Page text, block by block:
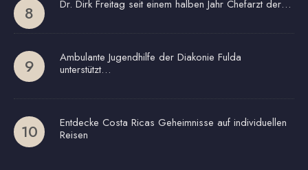
Dr. Dirk Freitag seit einem halben Jahr Chefarzt der…
Ambulante Jugendhilfe der Diakonie Fulda
unterstützt…
Entdecke Costa Ricas Geheimnisse auf individuellen
Reisen